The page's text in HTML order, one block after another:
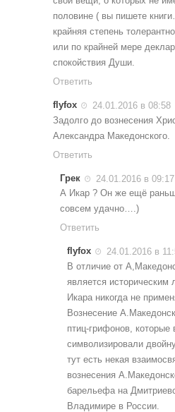
половине ( вы пишете
крайняя степень
или по крайней мере
спокойствия Души.
Ответить
flyfox
24.01.2016 в 08:58
Задолго до вознесения
Александра Македонского.
Ответить
Грек
24.01.2016 в 09:17
А Икар ? Он же ещё
совсем удачно….)
Ответить
flyfox
24.01.2016 в
В отличие от
является
Икара никогда не
Вознесение
птиц-грифонов, которые
символизировали
тут есть некая
вознесения
барельефа на
Владимире в России.